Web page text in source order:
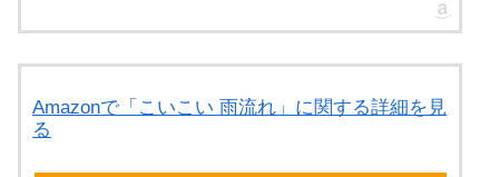
Amazonで「こいこい 雨流れ」に関する詳細を見
る